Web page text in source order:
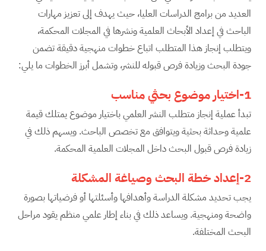
العديد من برامج الدراسات العليا، حيث يهدف إلى تعزيز مهارات
الباحث في إعداد الأبحاث العلمية ونشرها في المجلات المحكمة،
ويتطلب إنجاز هذا المتطلب اتباع خطوات منهجية دقيقة تضمن
جودة البحث وزيادة فرص قبوله للنشر، وتشمل أبرز الخطوات ما يلي:
1-اختيار موضوع بحثي مناسب
تبدأ عملية إنجاز متطلب النشر العلمي باختيار موضوع يمتلك قيمة
علمية وحداثة بحثية ويتوافق مع تخصص الباحث. ويسهم ذلك في
زيادة فرص قبول البحث داخل المجلات العلمية المحكمة.
2-إعداد خطة البحث وصياغة المشكلة
يجب تحديد مشكلة الدراسة وأهدافها وأسئلتها أو فرضياتها بصورة
واضحة ومنهجية. ويساعد ذلك في بناء إطار علمي منظم يقود مراحل
البحث المختلفة.